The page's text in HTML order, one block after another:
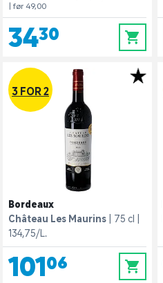
| før 49,00
34,30 0
3 FOR 2
Bordeaux
Château Les Maurins
75 cl
134,75/L.
101,06 0